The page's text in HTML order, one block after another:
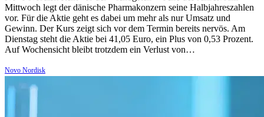
Mittwoch legt der dänische Pharmakonzern seine Halbjahreszahlen
vor. Für die Aktie geht es dabei um mehr als nur Umsatz und
Gewinn. Der Kurs zeigt sich vor dem Termin bereits nervös. Am
Dienstag steht die Aktie bei 41,05 Euro, ein Plus von 0,53 Prozent.
Auf Wochensicht bleibt trotzdem ein Verlust von…
Novo Nordisk